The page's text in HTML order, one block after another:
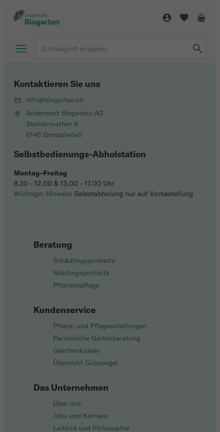
Beratung
Schädlingsportraits
Nützlingsportraits
Pflanzenpflege
Kundenservice
Pflanz- und Pflegeanleitungen
Persönliche Gartenberatung
Geschenkideen
Übersicht Gütesiegel
Das Unternehmen
Über uns
Jobs und Karriere
Leitbild und Philosophie
Kontaktieren Sie uns
info@biogarten.ch
Andermatt Biogarten AG
Stahlermatten 6
6146 Grossdietwil
Selbstbedienungs-Abholstation
Montag–Freitag
8.30 - 12.00 & 13.00 - 17.00 Uhr
Wichtiger Hinweis: Selbstabholung nur auf Vorbestellung